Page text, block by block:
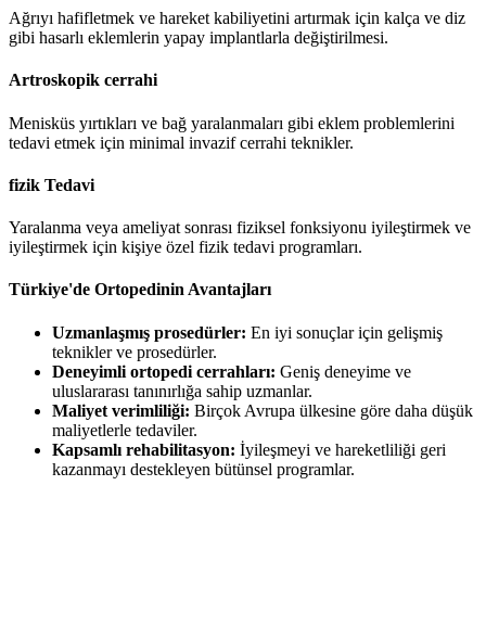
Ağrıyı hafifletmek ve hareket kabiliyetini artırmak için kalça ve diz
gibi hasarlı eklemlerin yapay implantlarla değiştirilmesi.
Artroskopik cerrahi
Menisküs yırtıkları ve bağ yaralanmaları gibi eklem problemlerini
tedavi etmek için minimal invazif cerrahi teknikler.
fizik Tedavi
Yaralanma veya ameliyat sonrası fiziksel fonksiyonu iyileştirmek ve
iyileştirmek için kişiye özel fizik tedavi programları.
Türkiye'de Ortopedinin Avantajları
Uzmanlaşmış prosedürler: En iyi sonuçlar için gelişmiş
teknikler ve prosedürler.
Deneyimli ortopedi cerrahları: Geniş deneyime ve
uluslararası tanınırlığa sahip uzmanlar.
Maliyet verimliliği: Birçok Avrupa ülkesine göre daha düşük
maliyetlerle tedaviler.
Kapsamlı rehabilitasyon: İyileşmeyi ve hareketliliği geri
kazanmayı destekleyen bütünsel programlar.